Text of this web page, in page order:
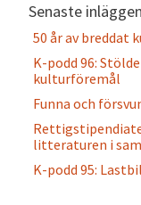
Senaste inläggen
50 år av breddat
K-podd 96:
kulturföremål
Funna och
litteraturen i
K-podd 95: